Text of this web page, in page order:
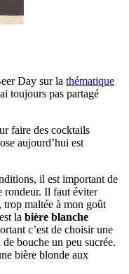
Day sur la thématique
toujours pas partagé
faire des cocktails
aujourd’hui est
il est important de
rondeur. Il faut éviter
trop maltée à mon goût
la bière blanche
c’est de choisir une
bouche un peu sucrée.
bière blonde aux